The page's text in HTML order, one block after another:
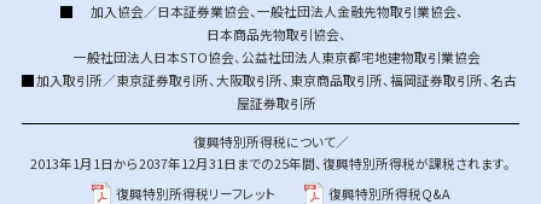
加入協会／日本証券業協会、 一般社団法人金融先物取引業協会、
日本商品先物取引協会、
一般社団法人日本STO協会、 公益社団法人東京都宅地建物取引業協会
加入取引所／東京証券取引所、大阪取引所、 東京商品取引所、福岡証券取引所、名古
屋証券取引所
復興特別所得税について／
2013年1月1日から2037年12月31日までの25年間、復興特別所得税が課税されます。
復興特別所得税リーフレット
復興特別所得税Q&A